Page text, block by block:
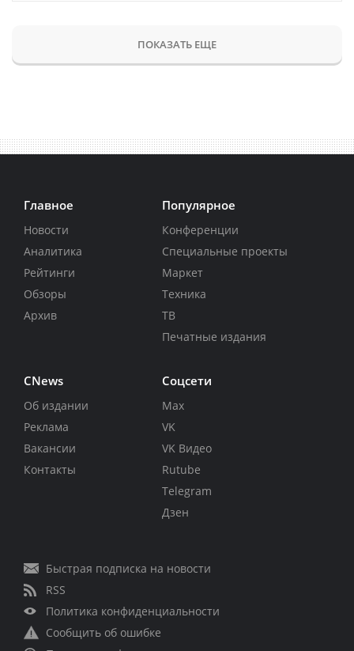
ПОКАЗАТЬ ЕЩЕ
Главное
Новости
Аналитика
Рейтинги
Обзоры
Архив
Популярное
Конференции
Специальные проекты
Маркет
Техника
ТВ
Печатные издания
CNews
Об издании
Реклама
Вакансии
Контакты
Соцсети
Max
VK
VK Видео
Rutube
Telegram
Дзен
Быстрая подписка на новости
RSS
Политика конфиденциальности
Сообщить об ошибке